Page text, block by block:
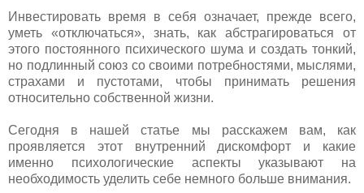
Инвестировать время в себя означает, прежде всего,
уметь «отключаться», знать, как абстрагироваться от
этого постоянного психического шума и создать тонкий,
но подлинный союз со своими потребностями, мыслями,
страхами и пустотами, чтобы принимать решения
относительно собственной жизни.
Сегодня в нашей статье мы расскажем вам, как
проявляется этот внутренний дискомфорт и какие
именно психологические аспекты указывают на
необходимость уделить себе немного больше внимания.